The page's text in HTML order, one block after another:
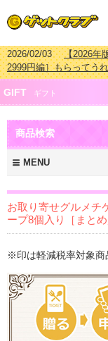
2026/02/03【2026年
2999円編］もらってう
2026/07/15【2026年
ング 更新しました！
2026/04/03【2026年
2999円編］もらってう
2026/02/16
新しました！
GIFT ギフト
商品検索
MENU
お取り寄せグルメチ
ープ8個入り［まと
※印は軽減税率対象商